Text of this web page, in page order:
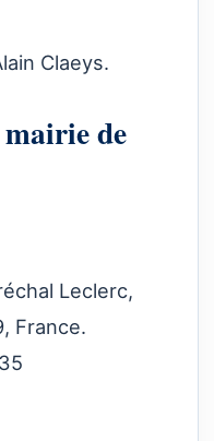
Claeys.
de
Leclerc,
France.